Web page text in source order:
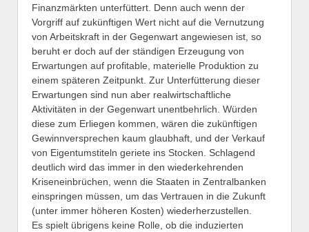
Finanzmärkten unterfüttert. Denn auch wenn der
Vorgriff auf zukünftigen Wert nicht auf die Vernutzung
von Arbeitskraft in der Gegenwart angewiesen ist, so
beruht er doch auf der ständigen Erzeugung von
Erwartungen auf profitable, materielle Produktion zu
einem späteren Zeitpunkt. Zur Unterfütterung dieser
Erwartungen sind nun aber realwirtschaftliche
Aktivitäten in der Gegenwart unentbehrlich. Würden
diese zum Erliegen kommen, wären die zukünftigen
Gewinnversprechen kaum glaubhaft, und der Verkauf
von Eigentumstiteln geriete ins Stocken. Schlagend
deutlich wird das immer in den wiederkehrenden
Kriseneinbrüchen, wenn die Staaten in Zentralbanken
einspringen müssen, um das Vertrauen in die Zukunft
(unter immer höheren Kosten) wiederherzustellen.
Es spielt übrigens keine Rolle, ob die induzierten